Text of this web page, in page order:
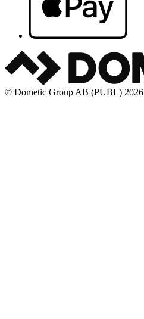
© Dometic Group AB (PUBL) 2026